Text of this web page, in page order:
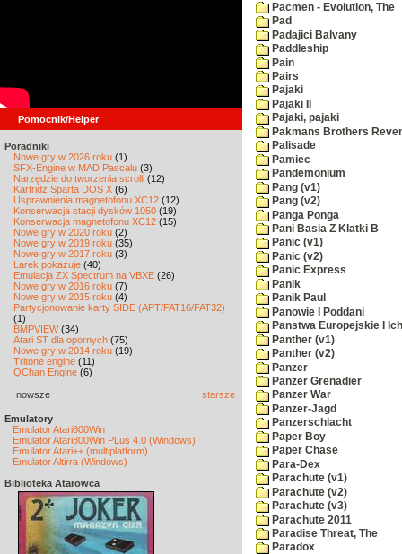
Pomocnik/Helper
Poradniki
Nowe gry w 2026 roku (1)
SFX-Engine w MAD Pascalu (3)
Narzędzie do tworzenia scrolli (12)
Kartridż Sparta DOS X (6)
Usprawnienia magnetofonu XC12 (12)
Konserwacja stacji dysków 1050 (19)
Konserwacja magnetofonu XC12 (15)
Nowe gry w 2020 roku (2)
Nowe gry w 2019 roku (35)
Nowe gry w 2017 roku (3)
Larek pokazuje (40)
Emulacja ZX Spectrum na VBXE (26)
Nowe gry w 2016 roku (7)
Nowe gry w 2015 roku (4)
Partycjonowanie karty SIDE (APT/FAT16/FAT32)
(1)
BMPVIEW(34)
Atari ST dla opornych (75)
Nowe gry w 2014 roku (19)
Tritone engine (11)
QChan Engine (6)
nowsze starsze
Emulatory
Emulator Atari800Win
Emulator Atari800Win PLus 4.0 (Windows)
Emulator Atari++ (multiplatform)
Emulator Altirra (Windows)
Biblioteka Atarowca
Pacmen - Evolution, The
Pad
Padajici Balvany
Paddleship
Pain
Pairs
Pajaki
Pajaki II
Pajaki, pajaki
Pakmans Brothers
Palisade
Pamiec
Pandemonium
Pang (v1)
Pang (v2)
Panga Ponga
Pani Basia Z Klatki B
Panic (v1)
Panic (v2)
Panic Express
Panik
Panik Paul
Panowie I Poddani
Panstwa Europejskie I
Panther (v1)
Panther (v2)
Panzer
Panzer Grenadier
Panzer War
Panzer-Jagd
Panzerschlacht
Paper Boy
Paper Chase
Para-Dex
Parachute (v1)
Parachute (v2)
Parachute (v3)
Parachute 2011
Paradise Threat, The
Paradox